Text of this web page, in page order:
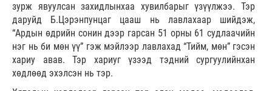
зурж явуулсан захидлынхаа хувилбарыг үзүүлжээ. Тэр
даруйд Б.Цэрэнпунцаг цааш нь лавлахаар шийдэж,
“Ардын өдрийн сонин дээр гарсан 51 орны 61 судлаачийн
нэг нь би мөн үү” гэж мэйлээр лавлахад “Тийм, мөн” гэсэн
хариу авав. Тэр хариуг үзээд тэдний сургуулийнхан
хөдлөөд эхэлсэн нь тэр.